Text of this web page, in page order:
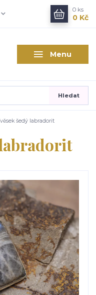
Menu
Hledat
0 ks
0 Kč
šedý labradorit